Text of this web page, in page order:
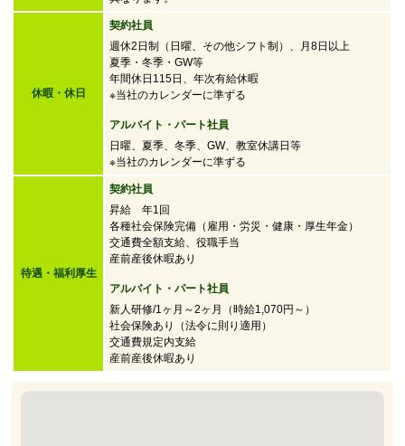
休暇・休日
契約社員
週休2日制（日曜、その他シフト制）、月8日以上
夏季・冬季・GW等
年間休日115日、年次有給休暇
※当社のカレンダーに準ずる
アルバイト・パート社員
日曜、夏季、冬季、GW、教室休講日等
※当社のカレンダーに準ずる
待遇・福利厚生
契約社員
昇給 年1回
各種社会保険完備（雇用・労災・健康・厚生年金）
交通費全額支給、役職手当
産前産後休暇あり
アルバイト・パート社員
新人研修/1ヶ月～2ヶ月（時給1,070円～）
社会保険あり（法令に則り適用）
交通費規定内支給
産前産後休暇あり